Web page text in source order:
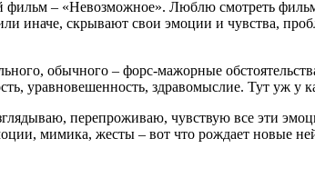
фильм – «Невозможное». Люблю смотреть
иначе, скрывают свои эмоции и чувства,
обычного – форс-мажорные
уравновешенность, здравомыслие. Тут уж у
перепроживаю, чувствую все эти
мимика, жесты – вот что рождает новые